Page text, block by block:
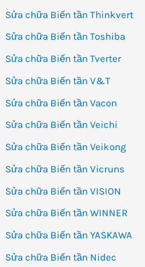
Sửa chữa Biến tần Thinkvert
Sửa chữa Biến tần Toshiba
Sửa chữa Biến tần Tverter
Sửa chữa Biến tần V&T
Sửa chữa Biến tần Vacon
Sửa chữa Biến tần Veichi
Sửa chữa Biến tần Veikong
Sửa chữa Biến tần Vicruns
Sửa chữa Biến tần VISION
Sửa chữa Biến tần WINNER
Sửa chữa Biến tần YASKAWA
Sửa chữa Biến tần Nidec